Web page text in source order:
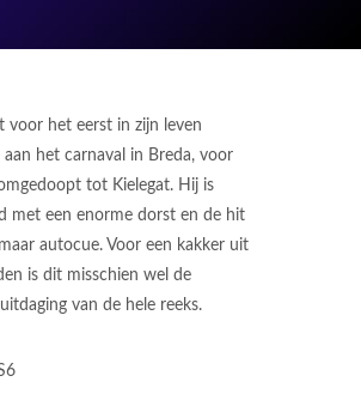
voor het eerst in zijn leven
aan het carnaval in Breda, voor
tot Kielegat. Hij is
met een enorme dorst en de hit
autocue. Voor een kakker uit
is dit misschien wel de
van de hele reeks.